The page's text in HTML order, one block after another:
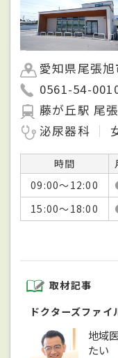
愛知県尾張
0561-54-
藤が丘駅 尾
泌尿器科
時間
09:00～12:00
15:00～18:00
取材記事
ドクターズファイ
地域
たい